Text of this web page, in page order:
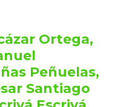
Ortega,
Peñuelas,
Santiago